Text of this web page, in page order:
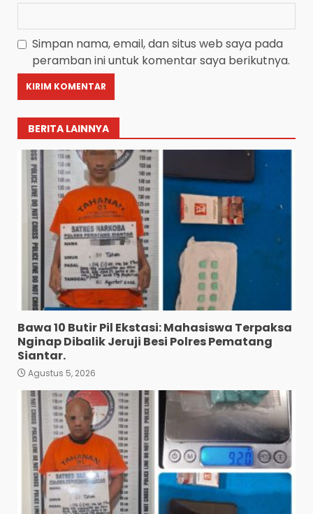
Simpan nama, email, dan situs web saya pada
peramban ini untuk komentar saya berikutnya.
BERITA LAINNYA
Bawa 10 Butir Pil Ekstasi: Mahasiswa Terpaksa
Nginap Dibalik Jeruji Besi Polres Pematang
Siantar.
Agustus 5, 2026
3
Anak Diduga Diringkus
Polsek Siantar Utara.
Agustus 5, 2026
Polresta Deli Serdang Bekuk
Dua Pengedar Narkoba di
Pagar Merbau.
Agustus 5, 2026